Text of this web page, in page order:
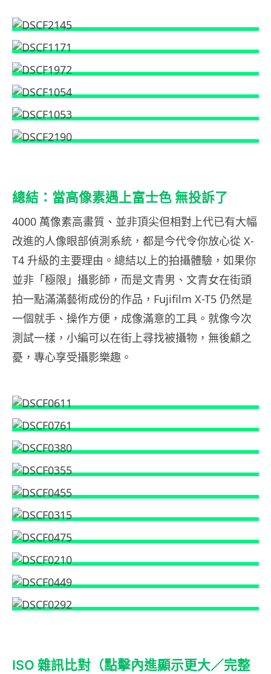
總結：當高像素遇上富士色 無投訴了
4000 萬像素高畫質、並非頂尖但相對上代已有大幅
改進的人像眼部偵測系統，都是今代令你放心從 X-
T4 升級的主要理由。總結以上的拍攝體驗，如果你
並非「極限」攝影師，而是文青男、文青女在街頭
拍一點滿滿藝術成份的作品，Fujifilm X-T5 仍然是
一個就手、操作方便，成像滿意的工具。就像今次
測試一樣，小編可以在街上尋找被攝物，無後顧之
憂，專心享受攝影樂趣。
ISO 雜訊比對（點擊內進顯示更大／完整